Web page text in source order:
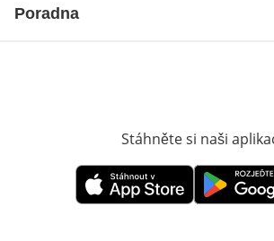
Poradna
Stáhněte si naši
Otevře v novém okněOtevře v